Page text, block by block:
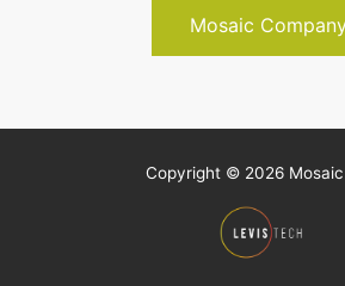
Mosaic
Copyright © 2026